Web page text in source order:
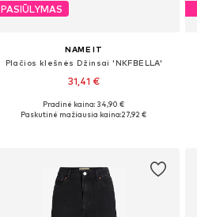
PASIŪLYMAS
NAME IT
Plačios klešnės Džinsai 'NKFBELLA'
31,41 €
Yra daugybė dydžių
Pradinė kaina: 34,90 €
Paskutinė mažiausia kaina:27,92 €